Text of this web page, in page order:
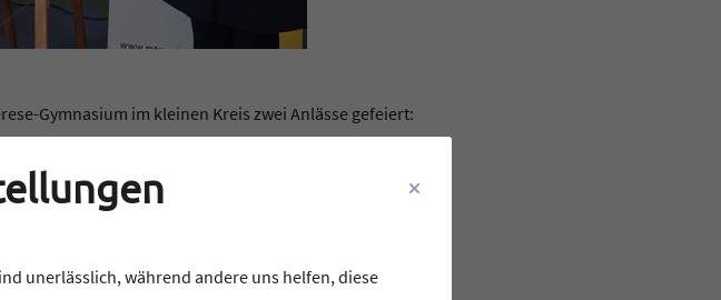
Gymnasium im kleinen Kreis zwei Anlässe gefeiert:
MTG bundesweit das einzige Gymnasium, das diese
unerlässlich, während andere uns helfen, diese